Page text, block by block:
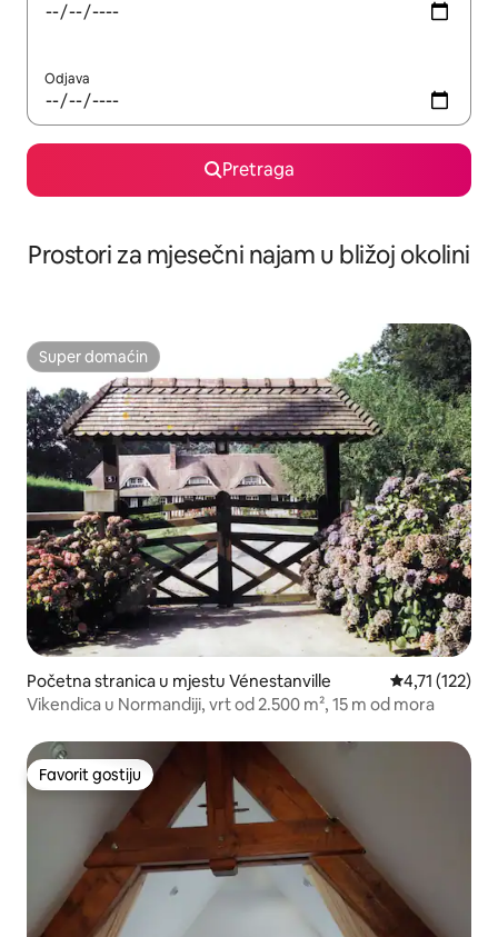
Odjava
Pretraga
Prostori za mjesečni najam u bližoj okolini
Super domaćin
Super domaćin
Početna stranica u mjestu Vénestanville prosječna
4,71 (122)
Vikendica u Normandiji, vrt od 2.500 m², 15 m od mora
Favorit gostiju
Favorit gostiju